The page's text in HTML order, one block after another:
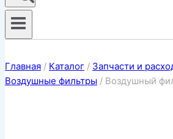
Главная / Каталог / Запчасти и
Воздушные фильтры / Воздушный